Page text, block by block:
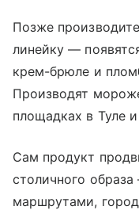
Позже
линейку —
крем-брюле и
Производят
площадках в Туле
Сам продукт
столичного
маршрутами,